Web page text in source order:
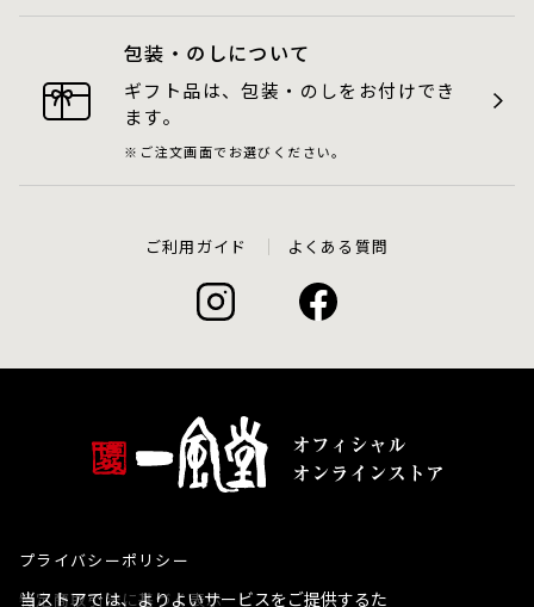
包装・のしについて
ギフト品は、包装・のしをお付けでき
ます。
ご注文画面でお選びください。
ご利用ガイド よくある質問
プライバシーポリシー
特定商取引法に基づく表示
当ストアでは、よりよいサービスをご提供するた